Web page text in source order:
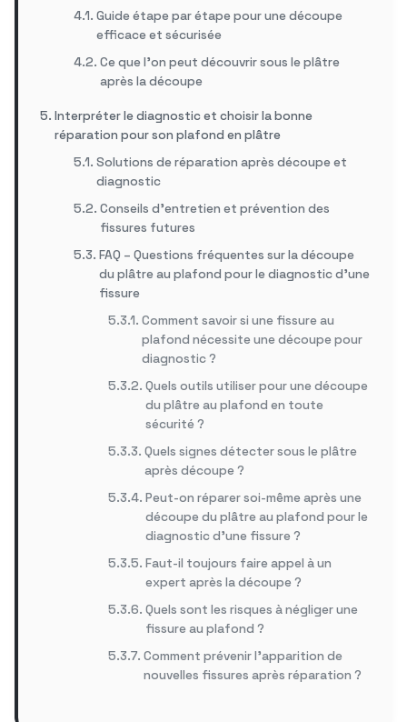
Guide étape par étape pour une découpe
efficace et sécurisée
Ce que l’on peut découvrir sous le plâtre
après la découpe
Interpréter le diagnostic et choisir la bonne
réparation pour son plafond en plâtre
Solutions de réparation après découpe et
diagnostic
Conseils d’entretien et prévention des
fissures futures
FAQ – Questions fréquentes sur la découpe
du plâtre au plafond pour le diagnostic d’une
fissure
Comment savoir si une fissure au
plafond nécessite une découpe pour
diagnostic ?
Quels outils utiliser pour une découpe
du plâtre au plafond en toute
sécurité ?
Quels signes détecter sous le plâtre
après découpe ?
Peut-on réparer soi-même après une
découpe du plâtre au plafond pour le
diagnostic d’une fissure ?
Faut-il toujours faire appel à un
expert après la découpe ?
Quels sont les risques à négliger une
fissure au plafond ?
Comment prévenir l’apparition de
nouvelles fissures après réparation ?